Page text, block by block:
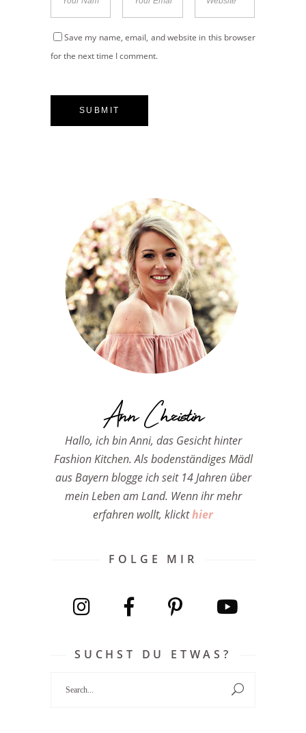
Save my name, email, and website in this browser
for the next time I comment.
Ann Christin
Hallo, ich bin Anni, das Gesicht hinter
Fashion Kitchen. Als bodenständiges Mädl
aus Bayern blogge ich seit 14 Jahren über
mein Leben am Land. Wenn ihr mehr
erfahren wollt, klickthier
FOLGE MIR
SUCHST DU ETWAS?